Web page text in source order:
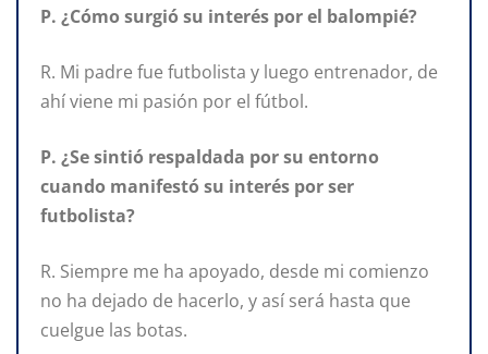
P. ¿Cómo surgió su interés por el balompié?
R. Mi padre fue futbolista y luego entrenador, de
ahí viene mi pasión por el fútbol.
P. ¿Se sintió respaldada por su entorno
cuando manifestó su interés por ser
futbolista?
R. Siempre me ha apoyado, desde mi comienzo
no ha dejado de hacerlo, y así será hasta que
cuelgue las botas.